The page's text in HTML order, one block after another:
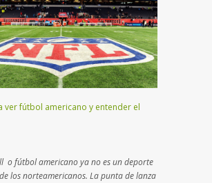
ver fútbol americano y entender el
o fútbol americano ya no es un deporte
los norteamericanos. La punta de lanza